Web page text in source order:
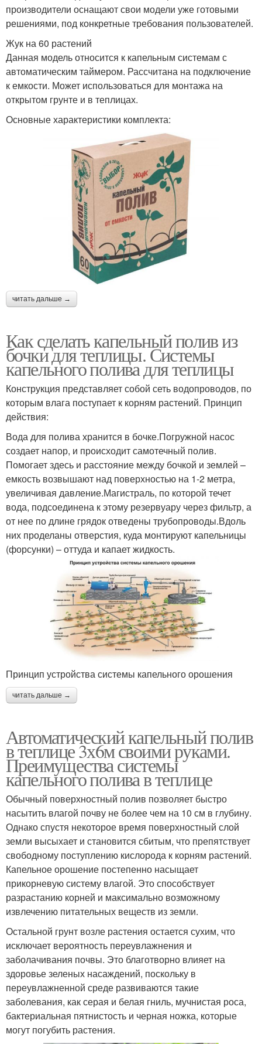
производители оснащают свои модели уже готовыми
решениями, под конкретные требования пользователей.
Жук на 60 растений
Данная модель относится к капельным системам с
автоматическим таймером. Рассчитана на подключение
к емкости. Может использоваться для монтажа на
открытом грунте и в теплицах.
Основные характеристики комплекта:
читать дальше →
Как сделать капельный полив из
бочки для теплицы. Системы
капельного полива для теплицы
Конструкция представляет собой сеть водопроводов, по
которым влага поступает к корням растений. Принцип
действия:
Вода для полива хранится в бочке.Погружной насос
создает напор, и происходит самотечный полив.
Помогает здесь и расстояние между бочкой и землей –
емкость возвышают над поверхностью на 1-2 метра,
увеличивая давление.Магистраль, по которой течет
вода, подсоединена к этому резервуару через фильтр, а
от нее по длине грядок отведены трубопроводы.Вдоль
них проделаны отверстия, куда монтируют капельницы
(форсунки) – оттуда и капает жидкость.
Принцип устройства системы капельного орошения
читать дальше →
Автоматический капельный полив
в теплице 3х6м своими руками.
Преимущества системы
капельного полива в теплице
Обычный поверхностный полив позволяет быстро
насытить влагой почву не более чем на 10 см в глубину.
Однако спустя некоторое время поверхностный слой
земли высыхает и становится сбитым, что препятствует
свободному поступлению кислорода к корням растений.
Капельное орошение постепенно насыщает
прикорневую систему влагой. Это способствует
разрастанию корней и максимально возможному
извлечению питательных веществ из земли.
Остальной грунт возле растения остается сухим, что
исключает вероятность переувлажнения и
заболачивания почвы. Это благотворно влияет на
здоровье зеленых насаждений, поскольку в
переувлажненной среде развиваются такие
заболевания, как серая и белая гниль, мучнистая роса,
бактериальная пятнистость и черная ножка, которые
могут погубить растения.